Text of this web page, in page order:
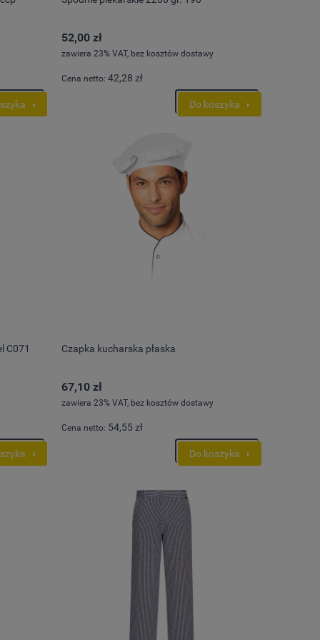
Cena regularna:
52,00 zł
zawiera 23% VAT, bez kosztów dostawy
Cena netto: 42,28 zł
Do koszyka
C071 Czapka kucharska płaska
67,10 zł
zawiera 23% VAT, bez kosztów dostawy
Cena netto: 54,55 zł
Do koszyka